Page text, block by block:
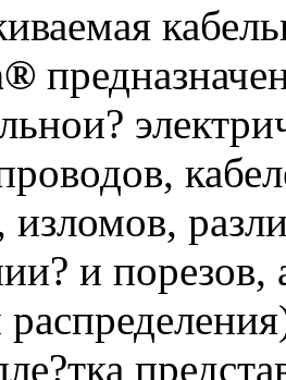
изломов,
и